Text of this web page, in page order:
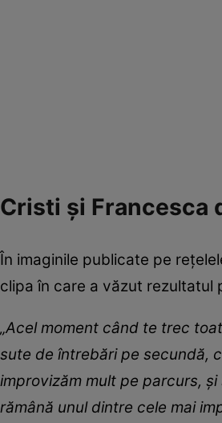
Cristi și Francesca
În imaginile publicate pe
clipa în care a văzut rezultatul
„Acel moment când te trec
sute de întrebări pe secundă,
improvizăm mult pe parcurs,
rămână unul dintre cele mai